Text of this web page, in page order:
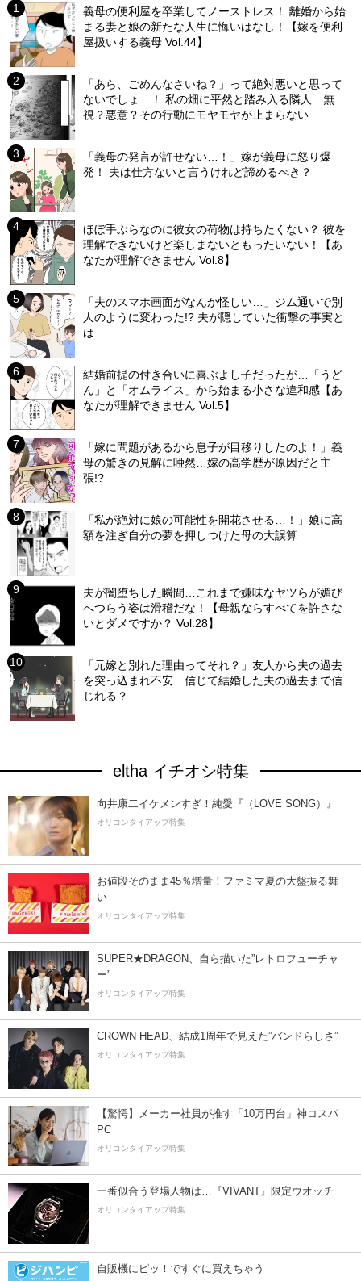
義母の便利屋を卒業してノーストレス！ 離婚から始
まる妻と娘の新たな人生に悔いはなし！【嫁を便利
屋扱いする義母 Vol.44】
「あら、ごめんなさいね？」って絶対悪いと思って
ないでしょ…！ 私の畑に平然と踏み入る隣人…無
視？悪意？その行動にモヤモヤが止まらない
「義母の発言が許せない…！」嫁が義母に怒り爆
発！ 夫は仕方ないと言うけれど諦めるべき？
ほぼ手ぶらなのに彼女の荷物は持ちたくない？ 彼を
理解できないけど楽しまないともったいない！【あ
なたが理解できません Vol.8】
「夫のスマホ画面がなんか怪しい…」ジム通いで別
人のように変わった!? 夫が隠していた衝撃の事実と
は
結婚前提の付き合いに喜ぶよし子だったが…「うど
ん」と「オムライス」から始まる小さな違和感【あ
なたが理解できません Vol.5】
「嫁に問題があるから息子が目移りしたのよ！」義
母の驚きの見解に唖然…嫁の高学歴が原因だと主
張!?
「私が絶対に娘の可能性を開花させる…！」娘に高
額を注ぎ自分の夢を押しつけた母の大誤算
夫が闇堕ちした瞬間…これまで嫌味なヤツらが媚び
へつらう姿は滑稽だな！【母親ならすべてを許さな
いとダメですか？ Vol.28】
「元嫁と別れた理由ってそれ？」友人から夫の過去
を突っ込まれ不安…信じて結婚した夫の過去まで信
じれる？
eltha イチオシ特集
向井康二イケメンすぎ！純愛『（LOVE SONG）』
オリコンタイアップ特集
お値段そのまま45％増量！ファミマ夏の大盤振る舞
い
オリコンタイアップ特集
SUPER★DRAGON、自ら描いた”レトロフューチャ
ー”
オリコンタイアップ特集
CROWN HEAD、結成1周年で見えた”バンドらしさ”
オリコンタイアップ特集
【驚愕】メーカー社員が推す「10万円台」神コスパ
PC
オリコンタイアップ特集
一番似合う登場人物は…『VIVANT』限定ウオッチ
オリコンタイアップ特集
自販機にピッ！ですぐに買えちゃう